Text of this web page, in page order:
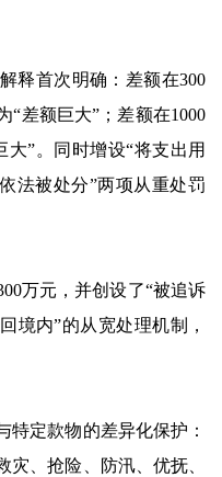
释首次明确：差额在300
“差额巨大”；差额在1000
”。同时增设“将支出用
法被处分”两项从重处罚
万元，并创设了“被追诉
境内”的从宽处理机制，
特定款物的差异化保护：
灾、抢险、防汛、优抚、